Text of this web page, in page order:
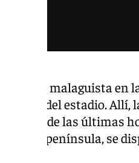
quedada malaguista en
metros del estadio.
de las últimas
en la península, se